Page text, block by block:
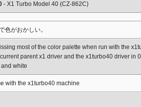
- X1 Turbo Model 40 (CZ-862C)
色がおかしい。
most of the color palette when run with the
parent x1 driver and the x1turbo40 driver
white
with the x1turbo40 machine